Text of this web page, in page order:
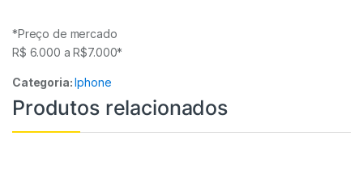
*Preço de mercado
R$ 6.000 a R$7.000*
Categoria:Iphone
Produtos relacionados